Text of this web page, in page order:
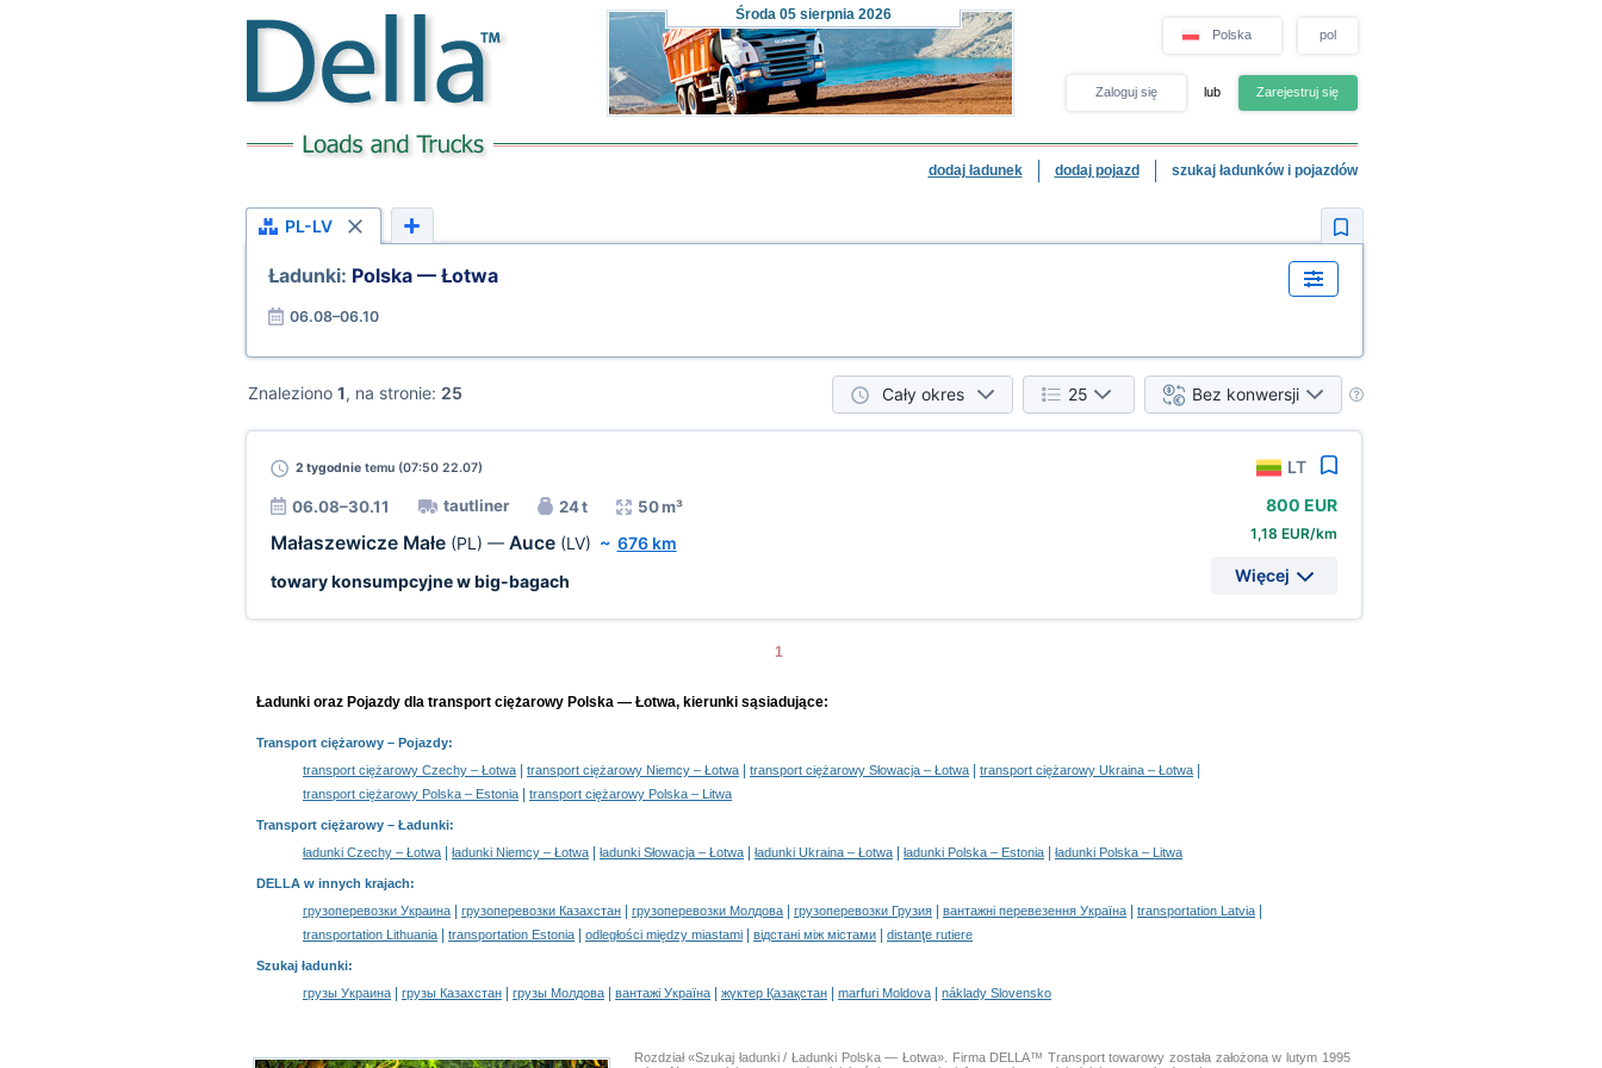
Środa05 sierpnia 2026
Polska pol
Zaloguj się lub Zarejestruj się
dodaj ładunek dodaj pojazd szukaj ładunków i pojazdów
PL-LV
Ładunki: Polska — Łotwa
06.08–06.10
Znaleziono 1, na stronie: 25 Cały okres 25 Bez konwersji
2 tygodnietemu (07:50 22.07) LT
06.08–30.11 tautliner 24 t 50 m³
Małaszewicze Małe (PL) — Auce (LV) ~ 676 km
towary konsumpcyjne w big-bagach
800 EUR
1,18 EUR/km
Więcej
1
Ładunki oraz Pojazdy dla transport ciężarowy Polska — Łotwa, kierunki sąsiadujące:
Transport ciężarowy – Pojazdy:
transport ciężarowy Czechy – Łotwa
transport ciężarowy Niemcy – Łotwa transport ciężarowy Słowacja – Łotwa transport ciężarowy Ukraina – Łotwa
transport ciężarowy Polska – Estonia transport ciężarowy Polska – Litwa
Transport ciężarowy – Ładunki:
ładunki Czechy – Łotwa
ładunki Niemcy – Łotwa ładunki Słowacja – Łotwa ładunki Ukraina – Łotwa ładunki Polska – Estonia ładunki Polska – Litwa
DELLA w innych krajach:
грузоперевозки Украина
грузоперевозки Казахстан грузоперевозки Молдова грузоперевозки Грузия вантажні перевезення Україна transportation Latvia
transportation Lithuania transportation Estonia odległości między miastami відстані між містами distanţe rutiere
Szukaj ładunki:
грузы Украина
грузы Казахстан грузы Молдова вантажі Україна жүктер Қазақстан marfuri Moldova náklady Slovensko
Rozdział «Szukaj ładunki / Ładunki Polska — Łotwa». Firma DELLA™ Transport towarowy została założona w lutym 1995